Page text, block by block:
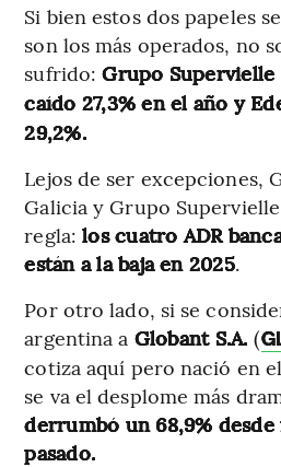
Si bien estos dos papeles
son los más operados, no
sufrido:Grupo Supervielle
caído 27,3% en el año y
29,2%.
Lejos de ser excepciones,
Galicia y Grupo
regla:los cuatro ADR
están a la baja en 2025.
Por otro lado, si se
argentina a Globant S.A. (
cotiza aquí pero nació en
se va el desplome más
derrumbó un 68,9%
pasado.